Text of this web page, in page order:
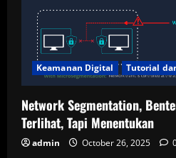
Keamanan Digital Tutorial
Network Segmentation,
Terlihat, Tapi Menentukan
admin October 26, 2025